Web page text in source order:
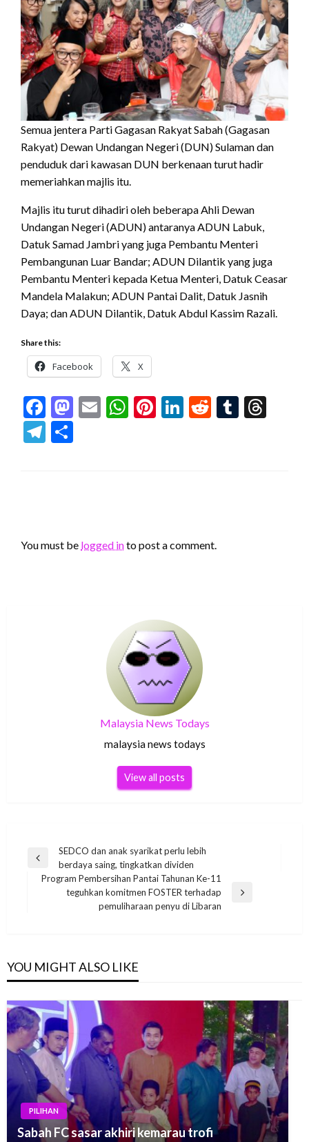
Semua jentera Parti Gagasan Rakyat Sabah (Gagasan
Rakyat) Dewan Undangan Negeri (DUN) Sulaman dan
penduduk dari kawasan DUN berkenaan turut hadir
memeriahkan majlis itu.
Majlis itu turut dihadiri oleh beberapa Ahli Dewan
Undangan Negeri (ADUN) antaranya ADUN Labuk,
Datuk Samad Jambri yang juga Pembantu Menteri
Pembangunan Luar Bandar; ADUN Dilantik yang juga
Pembantu Menteri kepada Ketua Menteri, Datuk Ceasar
Mandela Malakun; ADUN Pantai Dalit, Datuk Jasnih
Daya; dan ADUN Dilantik, Datuk Abdul Kassim Razali.
Share this:
Facebook X
Facebook
Mastodon
EmailWhatsApp
Pinterest
LinkedIn
RedditTumblr
Telegram
You must be logged into post a comment.
Malaysia News Todays
malaysia news todays
View all posts
Post
navigation
Previous
Post
SEDCO dan anak syarikat perlu lebih
berdaya saing, tingkatkan dividen
Program Pembersihan Pantai Tahunan Ke-11
teguhkan komitmen FOSTER terhadap
pemuliharaan penyu di Libaran
YOU MIGHT ALSO LIKE
PILIHAN
Sabah FC sasar akhiri kemarau trofi